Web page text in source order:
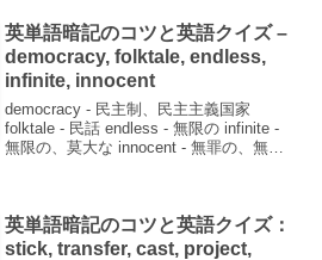
英単語暗記のコツと英語クイズ –
democracy, folktale, endless,
infinite, innocent
democracy - 民主制、民主主義国家
folktale - 民話 endless - 無限の infinite -
無限の、莫大な innocent - 無罪の、無邪
英単語暗記のコツと英語クイズ：
stick, transfer, cast, project,